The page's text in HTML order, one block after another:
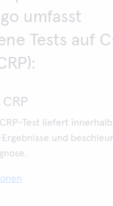
umfasst
Tests auf
Test liefert
und